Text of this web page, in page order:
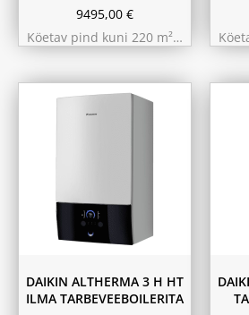
9495,00 €
Köetav pind kuni 220 m²…
10.44 kW 260m²
9.75 kW 220m²
DAIKIN ALTHERMA 3 H HT
ILMA TARBEVEEBOILERITA